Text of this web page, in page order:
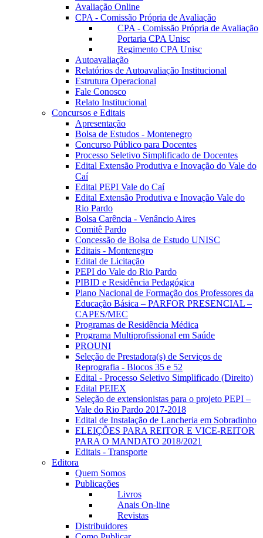
Avaliação Online
CPA - Comissão Própria de Avaliação
CPA - Comissão Própria de Avaliação
Portaria CPA Unisc
Regimento CPA Unisc
Autoavaliação
Relatórios de Autoavaliação Institucional
Estrutura Operacional
Fale Conosco
Relato Institucional
Concursos e Editais
Apresentação
Bolsa de Estudos - Montenegro
Concurso Público para Docentes
Processo Seletivo Simplificado de Docentes
Edital Extensão Produtiva e Inovação do Vale do
Caí
Edital PEPI Vale do Caí
Edital Extensão Produtiva e Inovação Vale do
Rio Pardo
Bolsa Carência - Venâncio Aires
Comitê Pardo
Concessão de Bolsa de Estudo UNISC
Editais - Montenegro
Edital de Licitação
PEPI do Vale do Rio Pardo
PIBID e Residência Pedagógica
Plano Nacional de Formação dos Professores da
Educação Básica – PARFOR PRESENCIAL –
CAPES/MEC
Programas de Residência Médica
Programa Multiprofissional em Saúde
PROUNI
Seleção de Prestadora(s) de Serviços de
Reprografia - Blocos 35 e 52
Edital - Processo Seletivo Simplificado (Direito)
Edital PEIEX
Seleção de extensionistas para o projeto PEPI –
Vale do Rio Pardo 2017-2018
Edital de Instalação de Lancheria em Sobradinho
ELEIÇÕES PARA REITOR E VICE-REITOR
PARA O MANDATO 2018/2021
Editais - Transporte
Editora
Quem Somos
Publicações
Livros
Anais On-line
Revistas
Distribuidores